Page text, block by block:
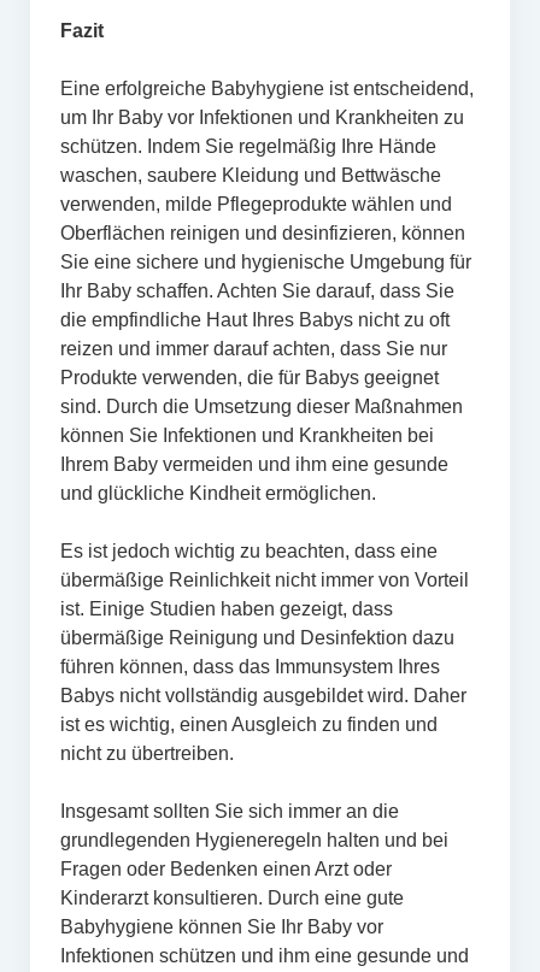
Fazit
Eine erfolgreiche Babyhygiene ist entscheidend,
um Ihr Baby vor Infektionen und Krankheiten zu
schützen. Indem Sie regelmäßig Ihre Hände
waschen, saubere Kleidung und Bettwäsche
verwenden, milde Pflegeprodukte wählen und
Oberflächen reinigen und desinfizieren, können
Sie eine sichere und hygienische Umgebung für
Ihr Baby schaffen. Achten Sie darauf, dass Sie
die empfindliche Haut Ihres Babys nicht zu oft
reizen und immer darauf achten, dass Sie nur
Produkte verwenden, die für Babys geeignet
sind. Durch die Umsetzung dieser Maßnahmen
können Sie Infektionen und Krankheiten bei
Ihrem Baby vermeiden und ihm eine gesunde
und glückliche Kindheit ermöglichen.
Es ist jedoch wichtig zu beachten, dass eine
übermäßige Reinlichkeit nicht immer von Vorteil
ist. Einige Studien haben gezeigt, dass
übermäßige Reinigung und Desinfektion dazu
führen können, dass das Immunsystem Ihres
Babys nicht vollständig ausgebildet wird. Daher
ist es wichtig, einen Ausgleich zu finden und
nicht zu übertreiben.
Insgesamt sollten Sie sich immer an die
grundlegenden Hygieneregeln halten und bei
Fragen oder Bedenken einen Arzt oder
Kinderarzt konsultieren. Durch eine gute
Babyhygiene können Sie Ihr Baby vor
Infektionen schützen und ihm eine gesunde und